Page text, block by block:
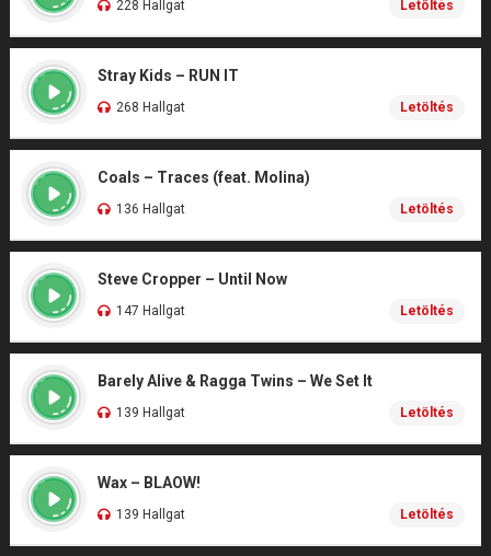
228 Hallgat Letöltés
Stray Kids – RUN IT
268 Hallgat Letöltés
Coals – Traces (feat. Molina)
136 Hallgat Letöltés
Steve Cropper – Until Now
147 Hallgat Letöltés
Barely Alive & Ragga Twins – We Set It
139 Hallgat Letöltés
Wax – BLAOW!
139 Hallgat Letöltés